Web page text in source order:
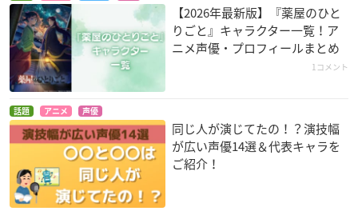
【2026年最新版】『薬屋のひと
りごと』キャラクター一覧！ア
ニメ声優・プロフィールまとめ
1コメント
話題 アニメ 声優
同じ人が演じてたの！？演技幅
が広い声優14選＆代表キャラを
ご紹介！